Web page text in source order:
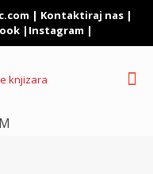
| Kontaktiraj nas |
| Instagram |